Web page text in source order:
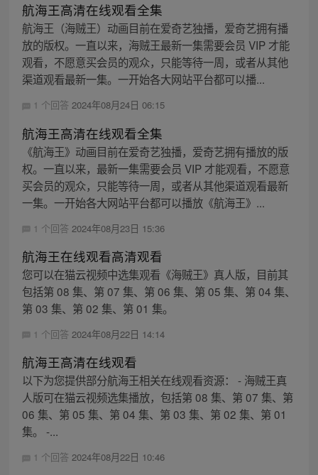
航海王高清在线观看全集
航海王（海贼王）动画目前在爱奇艺独播，爱奇艺拥有播
放的版权。一直以来，海贼王最新一集需要会员 VIP 才能
观看，不愿意买会员的观众，只能等待一周，或者从其他
渠道观看最新一集。一开始各大网站平台都可以播...
1 个回答 2024年08月24日 06:15
航海王高清在线观看全集
《航海王》动画目前在爱奇艺独播，爱奇艺拥有播放的版
权。一直以来，最新一集需要会员 VIP 才能观看，不愿意
买会员的观众，只能等待一周，或者从其他渠道观看最新
一集。一开始各大网站平台都可以播放《航海王》...
1 个回答 2024年08月23日 15:36
航海王在线观看高清观看
您可以在猫云视频中选集观看《海贼王》真人版，目前其
包括第 08 集、第 07 集、第 06 集、第 05 集、第 04 集、
第 03 集、第 02 集、第 01 集。
1 个回答 2024年08月22日 14:14
航海王高清在线观看
以下为您提供部分航海王相关在线观看资源： - 海贼王真
人版可在猫云视频选集播放，包括第 08 集、第 07 集、第
06 集、第 05 集、第 04 集、第 03 集、第 02 集、第 01
集。 -...
1 个回答 2024年08月22日 10:46